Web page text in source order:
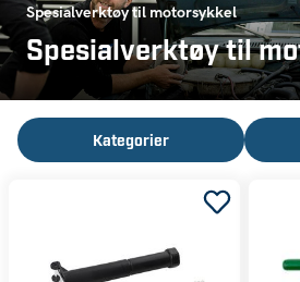
Spesialverktøy til motorsykkel
Spesialverktøy til
Kategorier